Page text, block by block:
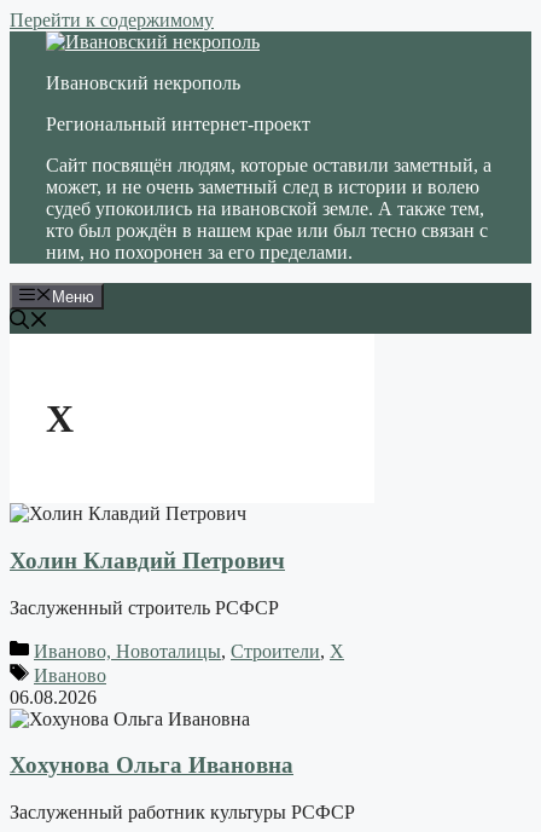
Перейти к содержимому
Ивановский некрополь
Региональный интернет-проект
Сайт посвящён людям, которые оставили заметный, а
может, и не очень заметный след в истории и волею
судеб упокоились на ивановской земле. А также тем,
кто был рождён в нашем крае или был тесно связан с
ним, но похоронен за его пределами.
Меню
Х
Холин Клавдий Петрович
Заслуженный строитель РСФСР
Иваново, Новоталицы, Строители, Х
Иваново
06.08.2026
Хохунова Ольга Ивановна
Заслуженный работник культуры РСФСР